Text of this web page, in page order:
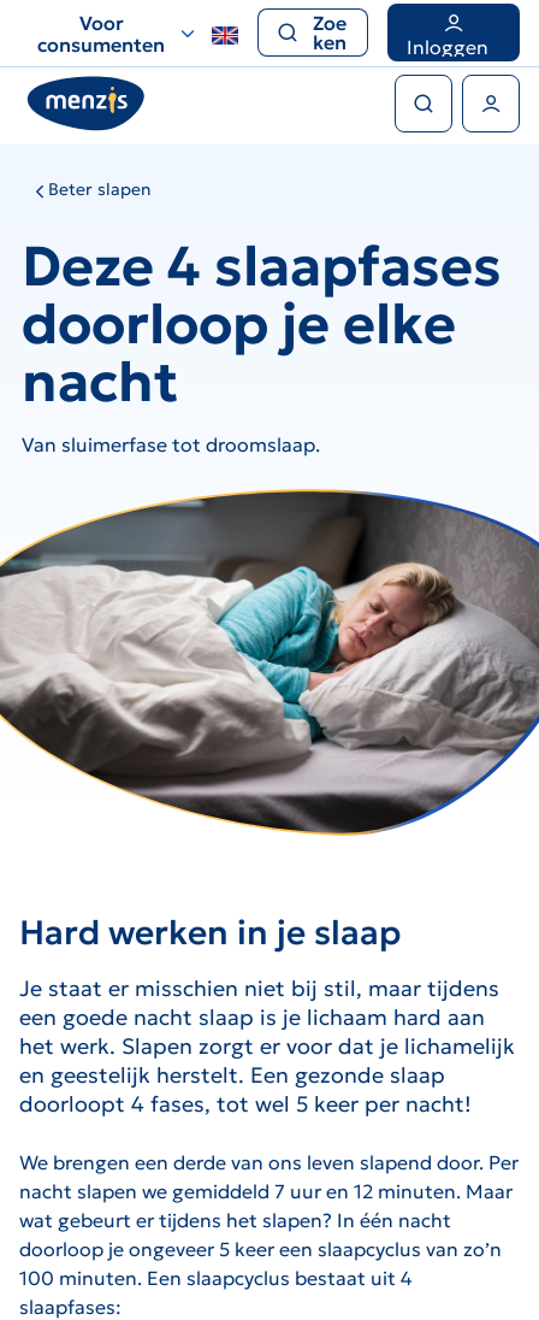
voor
snelle
navigatie
Voor
consumenten
Zoe
ken
Inloggen
Beter slapen
Deze 4 slaapfases
doorloop je elke
nacht
Van sluimerfase tot droomslaap.
Hard werken in je slaap
Je staat er misschien niet bij stil, maar tijdens
een goede nacht slaap is je lichaam hard aan
het werk. Slapen zorgt er voor dat je lichamelijk
en geestelijk herstelt. Een gezonde slaap
doorloopt 4 fases, tot wel 5 keer per nacht!
We brengen een derde van ons leven slapend door. Per
nacht slapen we gemiddeld 7 uur en 12 minuten. Maar
wat gebeurt er tijdens het slapen? In één nacht
doorloop je ongeveer 5 keer een slaapcyclus van zo’n
100 minuten. Een slaapcyclus bestaat uit 4
slaapfases: